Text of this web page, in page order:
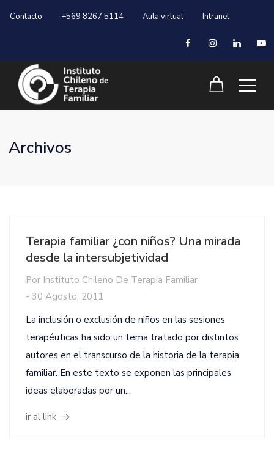
Contacto +569 8267 5114 Aula virtual Intranet
Archivos
Terapia familiar ¿con niños? Una mirada
desde la intersubjetividad
Por Instituto Chileno De Terapia Familiar
- 30 Agosto, 2011
La inclusión o exclusión de niños en las sesiones
terapéuticas ha sido un tema tratado por distintos
autores en el transcurso de la historia de la terapia
familiar. En este texto se exponen las principales
ideas elaboradas por un...
ir al link